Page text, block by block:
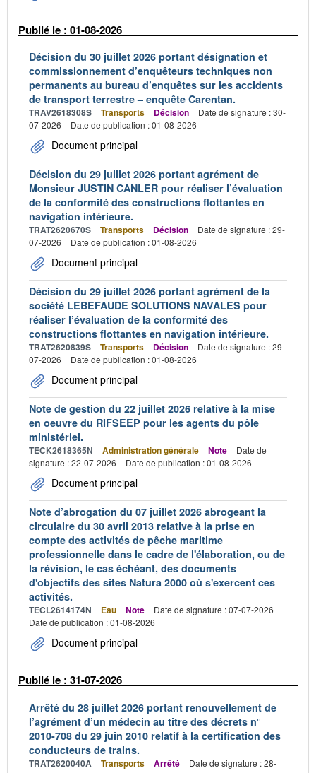
Publié le : 01-08-2026
Décision du 30 juillet 2026 portant désignation et
commissionnement d’enquêteurs techniques non
permanents au bureau d’enquêtes sur les accidents
de transport terrestre – enquête Carentan.
TRAV2618308S Transports Décision
Date de signature : 30-
07-2026
Date de publication : 01-08-2026
Document principal
Décision du 29 juillet 2026 portant agrément de
Monsieur JUSTIN CANLER pour réaliser l’évaluation
de la conformité des constructions flottantes en
navigation intérieure.
TRAT2620670S Transports Décision
Date de signature : 29-
07-2026
Date de publication : 01-08-2026
Document principal
Décision du 29 juillet 2026 portant agrément de la
société LEBEFAUDE SOLUTIONS NAVALES pour
réaliser l’évaluation de la conformité des
constructions flottantes en navigation intérieure.
TRAT2620839S Transports Décision
Date de signature : 29-
07-2026
Date de publication : 01-08-2026
Document principal
Note de gestion du 22 juillet 2026 relative à la mise
en oeuvre du RIFSEEP pour les agents du pôle
ministériel.
TECK2618365N Administration générale Note
Date de
signature : 22-07-2026
Date de publication : 01-08-2026
Document principal
Note d’abrogation du 07 juillet 2026 abrogeant la
circulaire du 30 avril 2013 relative à la prise en
compte des activités de pêche maritime
professionnelle dans le cadre de l'élaboration, ou de
la révision, le cas échéant, des documents
d'objectifs des sites Natura 2000 où s'exercent ces
activités.
TECL2614174N Eau Note
Date de signature : 07-07-2026
Date de publication : 01-08-2026
Document principal
Publié le : 31-07-2026
Arrêté du 28 juillet 2026 portant renouvellement de
l’agrément d’un médecin au titre des décrets n°
2010-708 du 29 juin 2010 relatif à la certification des
conducteurs de trains.
TRAT2620040A Transports Arrêté
Date de signature : 28-